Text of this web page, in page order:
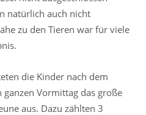
natürlich auch nicht
zu den Tieren war für viele
die Kinder nach dem
Vormittag das große
aus. Dazu zählten 3